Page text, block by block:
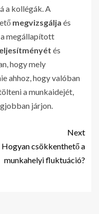
a kollégák. A
megvizsgálja és
megállapított
és
hogy mely
ahhoz, hogy valóban
a munkaidejét,
járjon.
Next
Hogyan csökkenthető a
munkahelyi fluktuáció?